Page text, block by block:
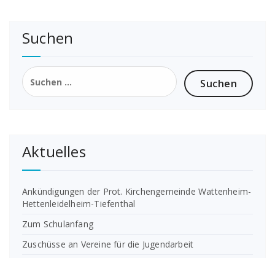
Suchen
Suchen
nach:
Aktuelles
Ankündigungen der Prot. Kirchengemeinde Wattenheim-
Hettenleidelheim-Tiefenthal
Zum Schulanfang
Zuschüsse an Vereine für die Jugendarbeit